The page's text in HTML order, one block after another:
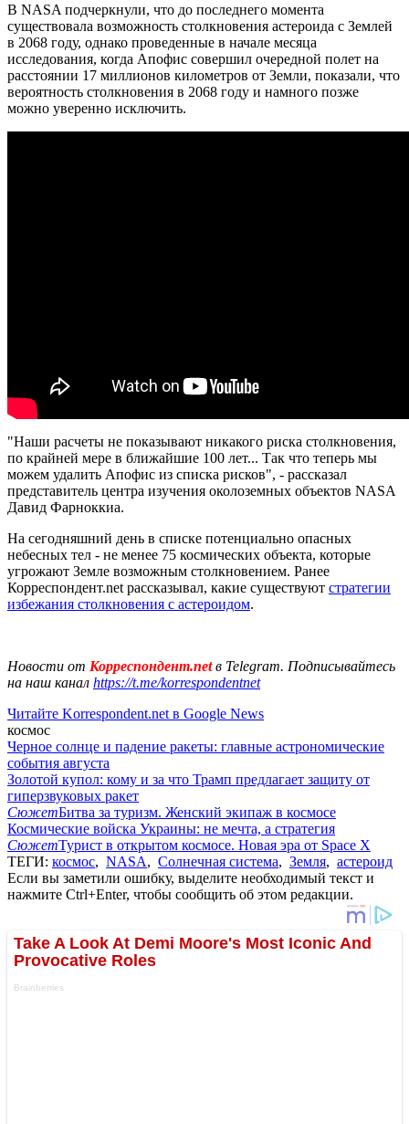
В NASA подчеркнули, что до последнего момента
существовала возможность столкновения астероида с Землей
в 2068 году, однако проведенные в начале месяца
исследования, когда Апофис совершил очередной полет на
расстоянии 17 миллионов километров от Земли, показали, что
вероятность столкновения в 2068 году и намного позже
можно уверенно исключить.
"Наши расчеты не показывают никакого риска столкновения,
по крайней мере в ближайшие 100 лет... Так что теперь мы
можем удалить Апофис из списка рисков", - рассказал
представитель центра изучения околоземных объектов NASA
Давид Фарноккиа.
На сегодняшний день в списке потенциально опасных
небесных тел - не менее 75 космических объекта, которые
угрожают Земле возможным столкновением. Ранее
Корреспондент.net рассказывал, какие существуют стратегии
избежания столкновения с астероидом.
Новости от Корреспондент.netв Telegram. Подписывайтесь
на наш канал https://t.me/korrespondentnet
Читайте Korrespondent.net в Google News
космос
Черное солнце и падение ракеты: главные астрономические
события августа
Золотой купол: кому и за что Трамп предлагает защиту от
гиперзвуковых ракет
СюжетБитва за туризм. Женский экипаж в космосе
Космические войска Украины: не мечта, а стратегия
СюжетТурист в открытом космосе. Новая эра от Space X
ТЕГИ: космос, NASA, Солнечная система, Земля, астероид
Если вы заметили ошибку, выделите необходимый текст и
нажмите Ctrl+Enter, чтобы сообщить об этом редакции.